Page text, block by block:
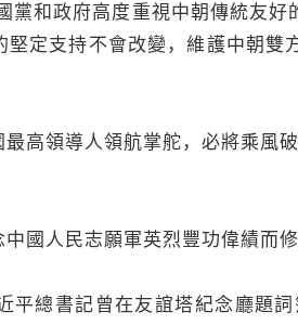
黨和政府高度重視中朝傳統友
定支持不會改變，維護中朝雙
領導人領航掌舵，必將乘風破
人民志願軍英烈豐功偉績而修
總書記曾在友誼塔紀念廳題